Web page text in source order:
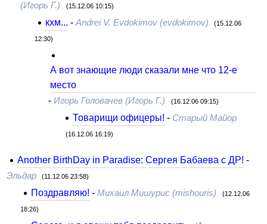
(Игорь Г.)
(15.12.06 10:15)
кхм... - Andrei V. Evdokimov (evdokimov) (15.12.06
12:30)
А вот знающие люди сказали мне что 12-е
место
- Игорь Головачев (Игорь Г.) (16.12.06 09:15)
Товарищи офицеры! - Старый Майор
(16.12.06 16:19)
Another BirthDay in Paradise: Сергея Бабаева с ДР! -
Эльдар (11.12.06 23:58)
Поздравляю! -Михаил Мишурис (mishouris) (12.12.06
18:26)